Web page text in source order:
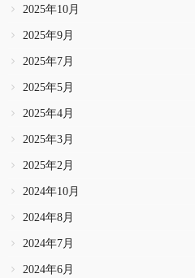
2025年10月
2025年9月
2025年7月
2025年5月
2025年4月
2025年3月
2025年2月
2024年10月
2024年8月
2024年7月
2024年6月